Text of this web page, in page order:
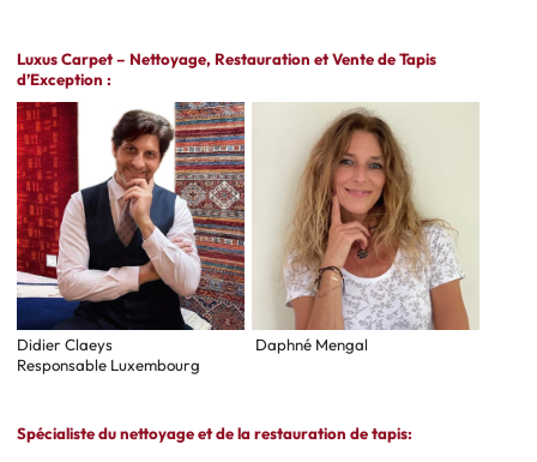
Luxus Carpet – Nettoyage, Restauration et Vente de Tapis
d’Exception :
Didier Claeys
Responsable Luxembourg
Daphné Mengal
Spécialiste du nettoyage et de la restauration de tapis: